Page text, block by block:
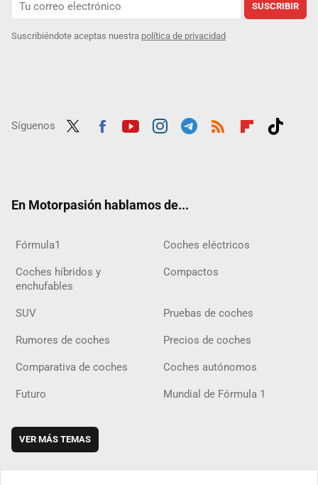
SUSCRIBIR
Suscribiéndote aceptas nuestra política de privacidad
Síguenos
En Motorpasión hablamos de...
Fórmula1 Coches eléctricos
Coches híbridos y
enchufables
Compactos
SUV Pruebas de coches
Rumores de coches Precios de coches
Comparativa de coches Coches autónomos
Futuro Mundial de Fórmula 1
VER MÁS TEMAS